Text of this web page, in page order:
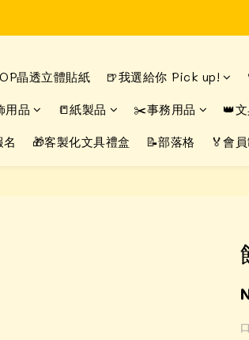
晶透立體貼紙 🍺我選給你 Pick up!
用品 📒紙製品 ✂️事務用品 👑
🎁客製化文具禮盒 📝部落格 🏅會